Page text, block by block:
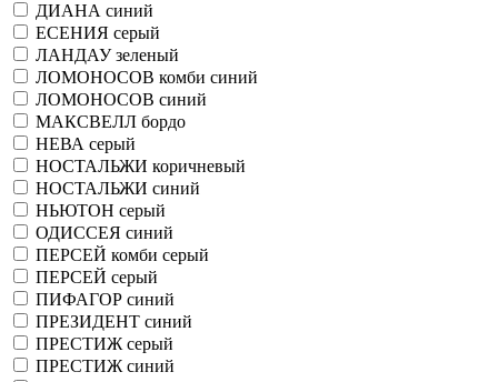
ДИАНА синий
ЕСЕНИЯ серый
ЛАНДАУ зеленый
ЛОМОНОСОВ комби синий
ЛОМОНОСОВ синий
МАКСВЕЛЛ бордо
НЕВА серый
НОСТАЛЬЖИ коричневый
НОСТАЛЬЖИ синий
НЬЮТОН серый
ОДИССЕЯ синий
ПЕРСЕЙ комби серый
ПЕРСЕЙ серый
ПИФАГОР синий
ПРЕЗИДЕНТ синий
ПРЕСТИЖ серый
ПРЕСТИЖ синий